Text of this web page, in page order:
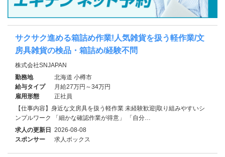
サクサク進める箱詰め作業!人気雑貨を扱う軽作業/文
房具雑貨の検品・箱詰め/経験不問
株式会社SNJAPAN
勤務地
北海道 小樽市
給与タイプ
月給27万円～34万円
雇用形態
正社員
【仕事内容】身近な文房具を扱う軽作業 未経験歓迎|取り組みやすいシ
ンプルワーク 「細かな確認作業が得意」 「自分…
求人の更新日 2026-08-08
スポンサー
求人ボックス